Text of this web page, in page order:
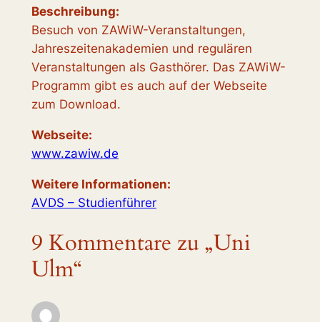
Beschreibung:
Besuch von ZAWiW-Veranstaltungen,
Jahreszeitenakademien und regulären
Veranstaltungen als Gasthörer. Das ZAWiW-
Programm gibt es auch auf der Webseite
zum Download.
Webseite:
www.zawiw.de
Weitere Informationen:
AVDS – Studienführer
9 Kommentare zu „Uni
Ulm“